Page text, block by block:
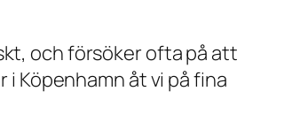
och försöker ofta på att
Köpenhamn åt vi på fina